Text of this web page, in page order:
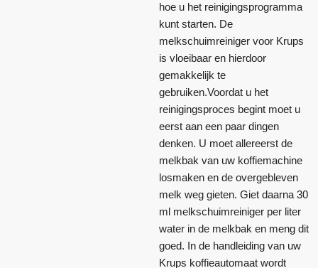
hoe u het reinigingsprogramma
kunt starten. De
melkschuimreiniger voor Krups
is vloeibaar en hierdoor
gemakkelijk te
gebruiken.Voordat u het
reinigingsproces begint moet u
eerst aan een paar dingen
denken. U moet allereerst de
melkbak van uw koffiemachine
losmaken en de overgebleven
melk weg gieten. Giet daarna 30
ml melkschuimreiniger per liter
water in de melkbak en meng dit
goed. In de handleiding van uw
Krups koffieautomaat wordt